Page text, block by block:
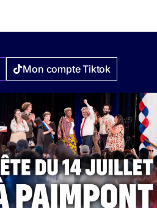
Mon compte Tiktok